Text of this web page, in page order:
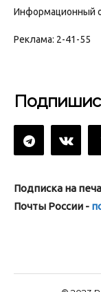
Информационный
Реклама: 2-41-55
Подписка на
Почты России -